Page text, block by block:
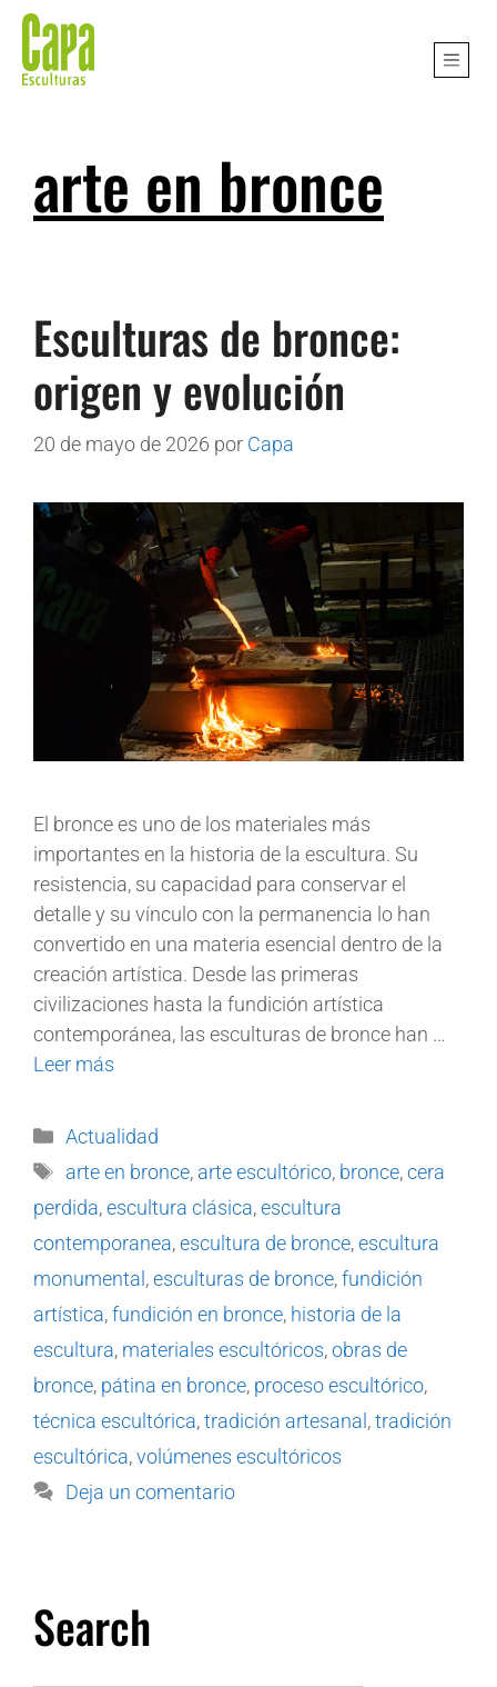
arte en bronce
Esculturas de bronce:
origen y evolución
20 de mayo de 2026 por Capa
El bronce es uno de los materiales más
importantes en la historia de la escultura. Su
resistencia, su capacidad para conservar el
detalle y su vínculo con la permanencia lo han
convertido en una materia esencial dentro de la
creación artística. Desde las primeras
civilizaciones hasta la fundición artística
contemporánea, las esculturas de bronce han …
Leer más
Actualidad
arte en bronce, arte escultórico, bronce,cera
perdida,escultura clásica,escultura
contemporanea,escultura de bronce,escultura
monumental,esculturas de bronce,fundición
artística,fundición en bronce, historia de la
escultura, materiales escultóricos,obras de
bronce, pátina en bronce, proceso escultórico,
técnica escultórica,tradición artesanal,tradición
escultórica,volúmenes escultóricos
Deja un comentario
Search